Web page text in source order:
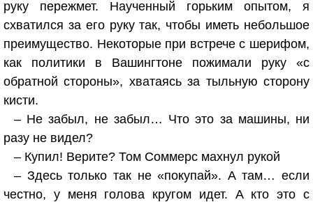
руку пережмет. Наученный горьким опытом, я
схватился за его руку так, чтобы иметь небольшое
преимущество. Некоторые при встрече с шерифом,
как политики в Вашингтоне пожимали руку «с
обратной стороны», хватаясь за тыльную сторону
кисти.
– Не забыл, не забыл… Что это за машины, ни
разу не видел?
– Купил! Верите? Том Соммерс махнул рукой
– Здесь только так не «покупай». А там… если
честно, у меня голова кругом идет. А кто это с